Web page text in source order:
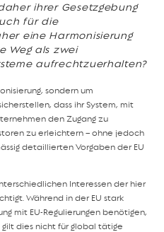
ihrer Gesetzgebung
für die
eine Harmonisierung
Weg als zwei
aufrechtzuerhalten?
sondern um
dass ihr System, mit
den Zugang zu
zu erleichtern – ohne jedoch
detaillierten Vorgaben der EU
Interessen der hier
Während in der EU stark
mit EU-Regulierungen benötigen,
gilt dies nicht für global tätige